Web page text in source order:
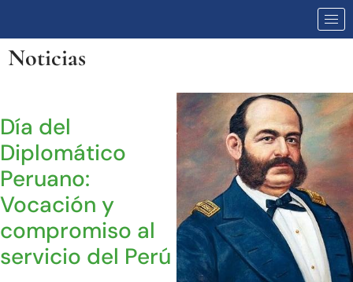
Noticias
Día del
Diplomático
Peruano:
Vocación y
compromiso al
servicio del Perú